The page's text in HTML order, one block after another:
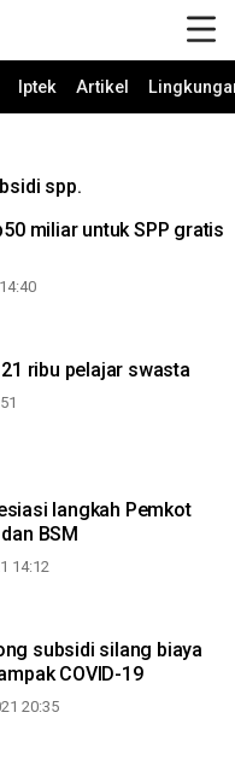
Iptek Artikel
spp.
miliar untuk SPP gratis
ribu pelajar swasta
langkah Pemkot
BSM
14:12
subsidi silang biaya
COVID-19
20:35